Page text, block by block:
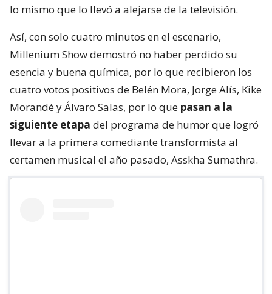
lo mismo que lo llevó a alejarse de la televisión.
Así, con solo cuatro minutos en el escenario,
Millenium Show demostró no haber perdido su
esencia y buena química, por lo que recibieron los
cuatro votos positivos de Belén Mora, Jorge Alís, Kike
Morandé y Álvaro Salas, por lo que pasan a la
siguiente etapa del programa de humor que logró
llevar a la primera comediante transformista al
certamen musical el año pasado, Asskha Sumathra.